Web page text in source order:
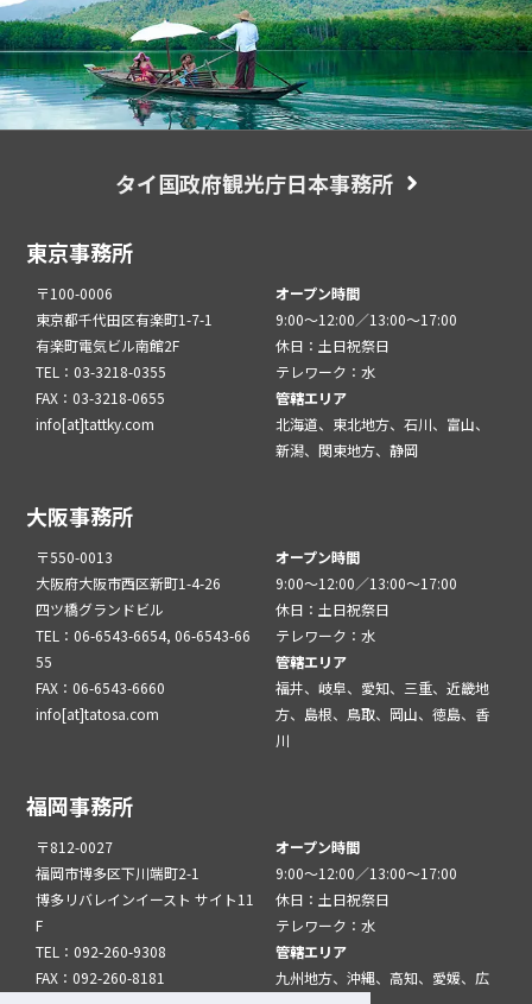
タイ国政府観光庁日本事務所
東京事務所
〒100-0006
東京都千代田区有楽町1-7-1
有楽町電気ビル南館2F
TEL：03-3218-0355
FAX：03-3218-0655
info[at]tattky.com
オープン時間
9:00～12:00／13:00～17:00
休日：土日祝祭日
テレワーク：水
管轄エリア
北海道、東北地方、石川、富山、
新潟、関東地方、静岡
大阪事務所
〒550-0013
大阪府大阪市西区新町1-4-26
四ツ橋グランドビル
TEL：06-6543-6654, 06-6543-66
55
FAX：06-6543-6660
info[at]tatosa.com
オープン時間
9:00～12:00／13:00～17:00
休日：土日祝祭日
テレワーク：水
管轄エリア
福井、岐阜、愛知、三重、近畿地
方、島根、鳥取、岡山、徳島、香
川
福岡事務所
〒812-0027
福岡市博多区下川端町2-1
博多リバレインイースト サイト11
F
TEL：092-260-9308
FAX：092-260-8181
オープン時間
9:00～12:00／13:00～17:00
休日：土日祝祭日
テレワーク：水
管轄エリア
九州地方、沖縄、高知、愛媛、広